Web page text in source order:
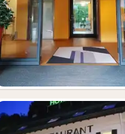
Vorheriges Bild